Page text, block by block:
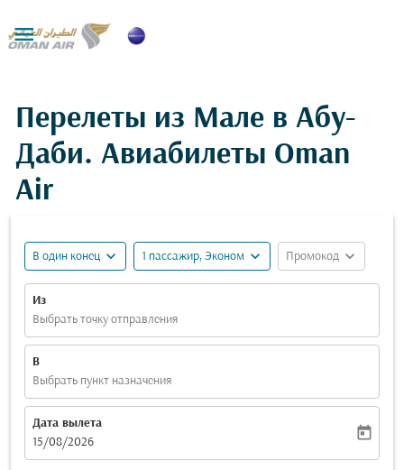

Перелеты из Мале в Абу-
Даби. Авиабилеты Oman
Air
В один конец expand_more 1 пассажир, Эконом expand_more Промокод expand_more
Из
Выбрать точку отправления
В
Выбрать пункт назначения
Дата вылета
fc-booking-departure-date-aria-label
15/08/2026
today